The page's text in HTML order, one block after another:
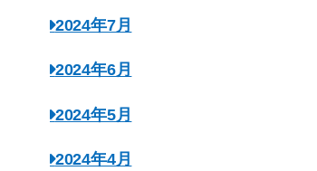
2024年7月
2024年6月
2024年5月
2024年4月